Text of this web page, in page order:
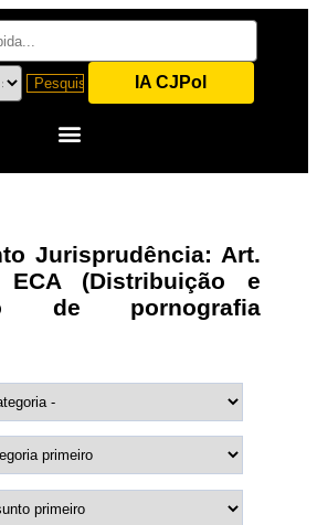
IA CJPol
Jurisprudência: Art.
(Distribuição e
de pornografia